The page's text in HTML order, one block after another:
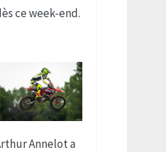
ce week-end.
Annelot a